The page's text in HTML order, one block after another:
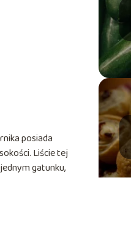
posiada
Liście tej
gatunku,